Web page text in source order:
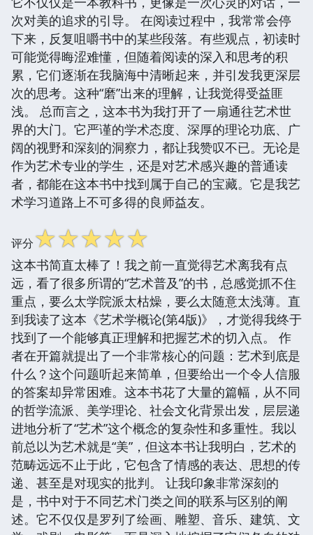
次对美的追求的引导。 在阅读过程中，我常常会停
下来，反复咀嚼书中的某些段落。有些观点，初读时
可能觉得晦涩难懂，但随着阅读的深入和思考的积
累，它们逐渐在我脑海中清晰起来，并引发我更深层
次的思考。这种“磨”出来的理解，让我觉得受益匪
浅。 总而言之，这本书为我打开了一扇通往艺术世
界的大门。它严谨的学术态度、深厚的理论功底、广
阔的视野和深刻的洞察力，都让我赞叹不已。无论是
作为艺术专业的学生，还是对艺术感兴趣的普通读
者，都能在这本书中找到属于自己的宝藏。它是我艺
术学习道路上不可多得的良师益友。
评分☆☆☆☆☆
这本书简直太棒了！我之前一直觉得艺术离我有点
远，看了很多所谓的“艺术普及”的书，总感觉抓不住
重点，要么太学院派太枯燥，要么太随意太浅薄。直
到我读了这本《艺术学概论(第4版)》，才觉得我终于
找到了一个能够真正理解和把握艺术的切入点。 作
者在开篇就提出了一个非常核心的问题：艺术到底是
什么？这个问题听起来简单，但要给出一个令人信服
的答案却异常困难。这本书花了大量的篇幅，从不同
的哲学流派、美学理论、社会文化背景出发，层层递
进地分析了“艺术”这个概念的复杂性和多重性。我以
前总以为艺术就是“美”，但这本书让我明白，艺术的
范畴远远不止于此，它包含了情感的表达、思想的传
递、甚至是对现实的批判。 让我印象非常深刻的
是，书中对于不同艺术门类之间的联系与区别的阐
述。它不仅仅是罗列了绘画、雕塑、音乐、建筑、文